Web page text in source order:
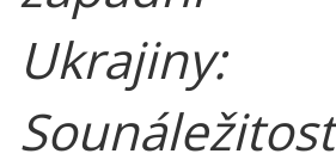
Ukrajiny:
Sounáležitost